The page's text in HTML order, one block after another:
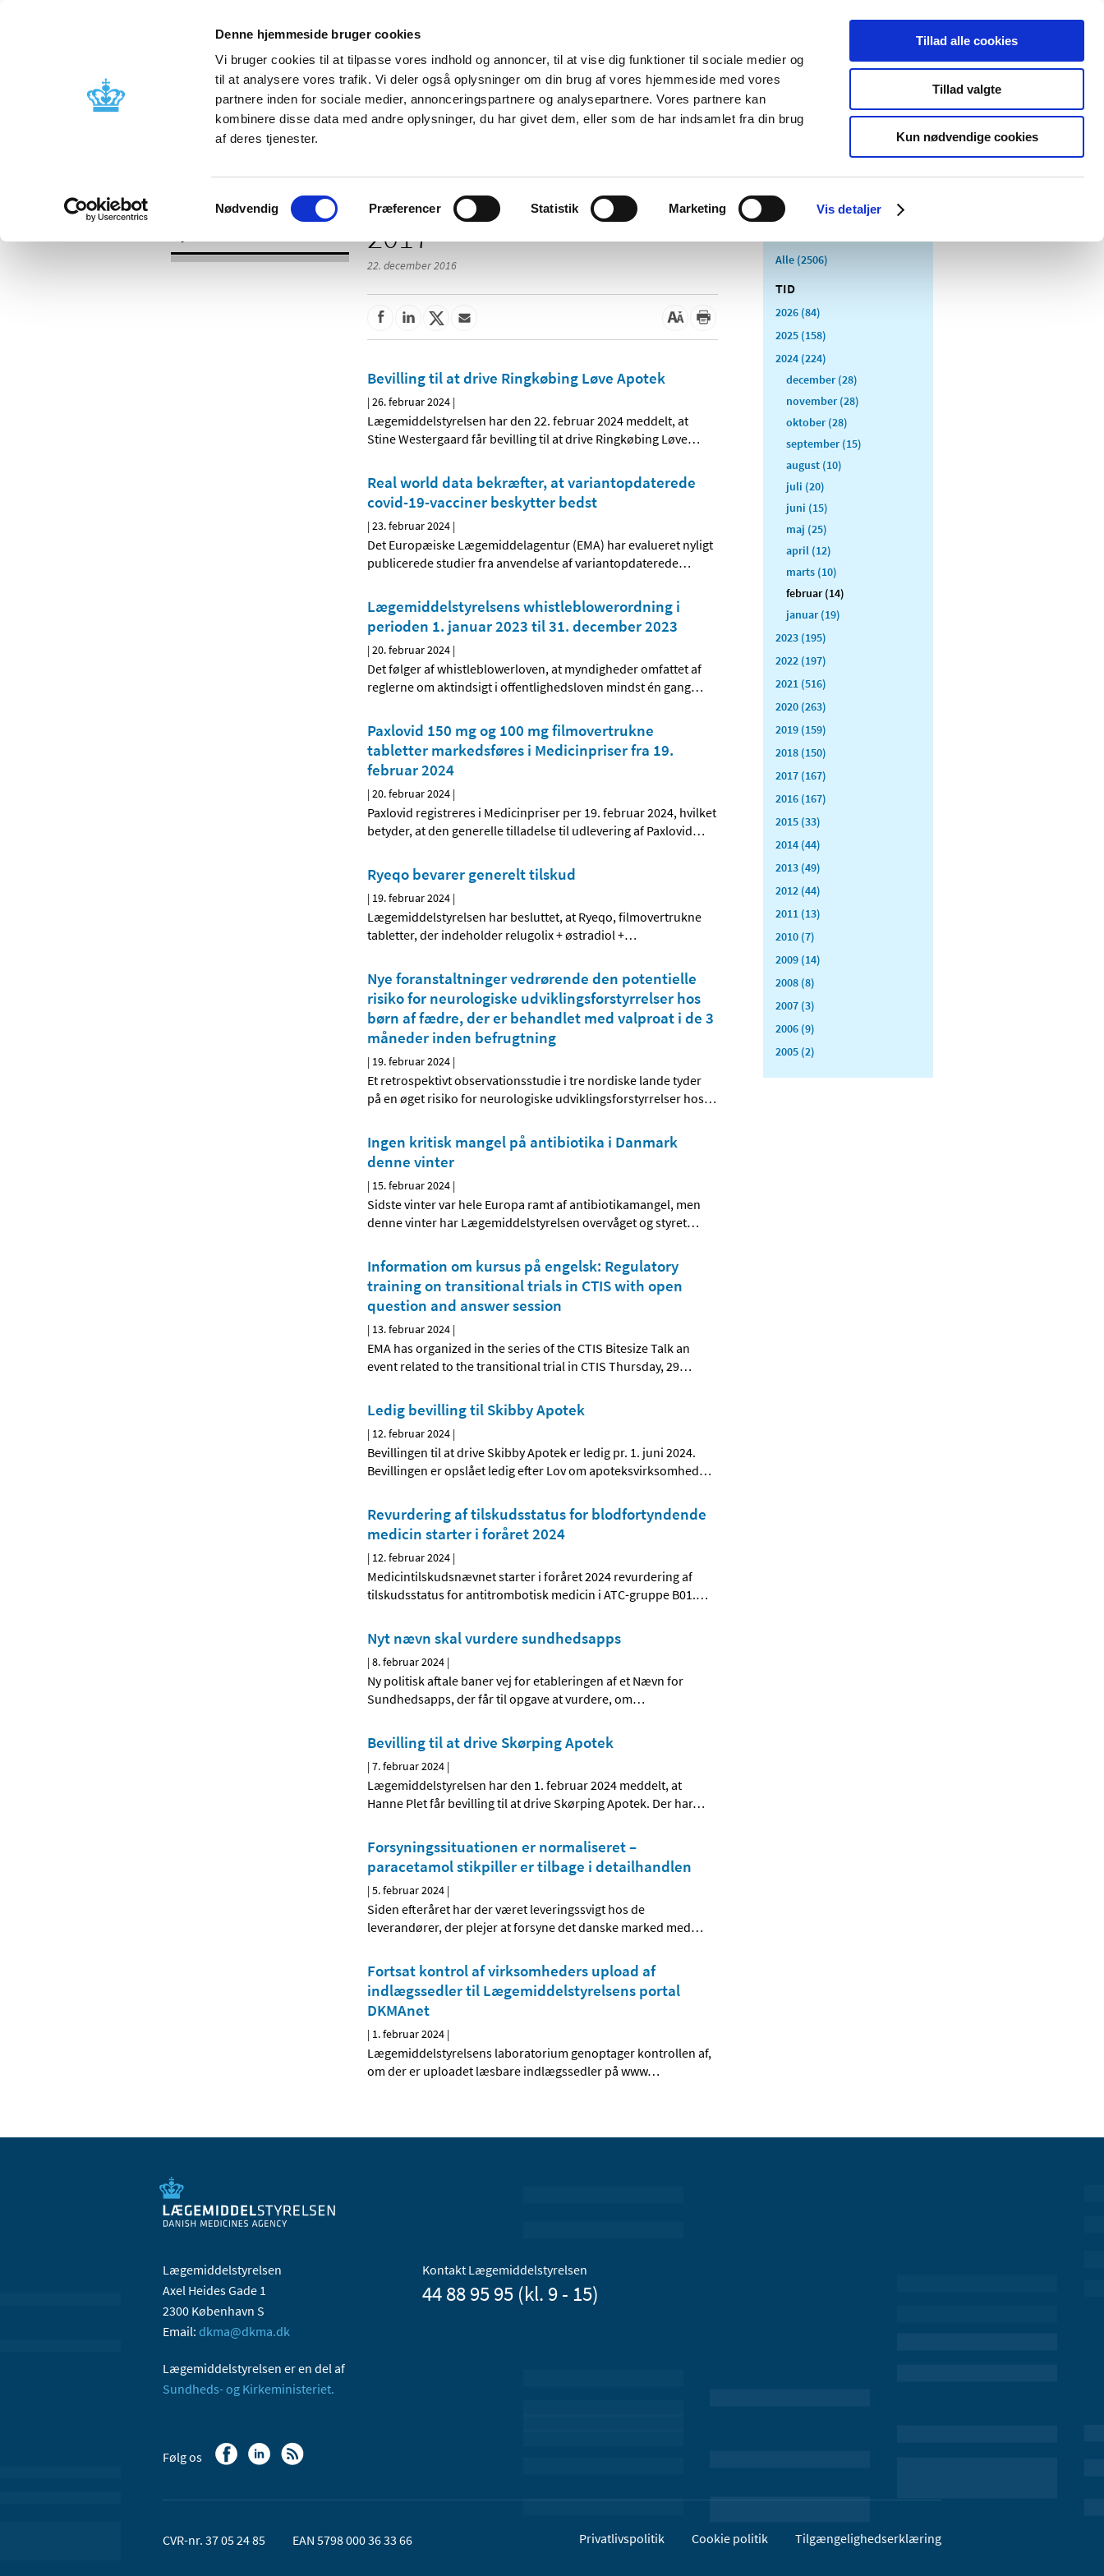
Denne hjemmeside bruger cookies
Vi bruger cookies til at tilpasse vores indhold og annoncer, til at vise dig funktioner til sociale medier og
til at analysere vores trafik. Vi deler også oplysninger om din brug af vores hjemmeside med vores
partnere inden for sociale medier, annonceringspartnere og analysepartnere. Vores partnere kan
kombinere disse data med andre oplysninger, du har givet dem, eller som de har indsamlet fra din brug
af deres tjenester.
Samtykkevalg
Nødvendig Præferencer Statistik Marketing Vis detaljer
Tillad alle cookies
Tillad valgte
Kun nødvendige cookies
Nyheder Om os Kontakt Udgivelser
Godkendelse og
Bivirkninger og
produktinformation
Tilskud og
Apoteker og salg af
Medicinsk
Særlige
produktområder
2017
22. december 2016
Bevilling til at drive Ringkøbing Løve Apotek
|26. februar 2024 |
Lægemiddelstyrelsen har den 22. februar 2024 meddelt, at
Stine Westergaard får bevilling til at drive Ringkøbing Løve…
Real world data bekræfter, at variantopdaterede
covid-19-vacciner beskytter bedst
|23. februar 2024 |
Det Europæiske Lægemiddelagentur (EMA) har evalueret nyligt
publicerede studier fra anvendelse af variantopdaterede…
Lægemiddelstyrelsens whistleblowerordning i
perioden 1. januar 2023 til 31. december 2023
|20. februar 2024 |
Det følger af whistleblowerloven, at myndigheder omfattet af
reglerne om aktindsigt i offentlighedsloven mindst én gang…
Paxlovid 150 mg og 100 mg filmovertrukne
tabletter markedsføres i Medicinpriser fra 19.
februar 2024
|20. februar 2024 |
Paxlovid registreres i Medicinpriser per 19. februar 2024, hvilket
betyder, at den generelle tilladelse til udlevering af Paxlovid…
Ryeqo bevarer generelt tilskud
| 19. februar 2024 |
Lægemiddelstyrelsen har besluttet, at Ryeqo, filmovertrukne
tabletter, der indeholder relugolix + østradiol +…
Nye foranstaltninger vedrørende den potentielle
risiko for neurologiske udviklingsforstyrrelser hos
børn af fædre, der er behandlet med valproat i de 3
måneder inden befrugtning
| 19. februar 2024 |
Et retrospektivt observationsstudie i tre nordiske lande tyder
på en øget risiko for neurologiske udviklingsforstyrrelser hos…
Ingen kritisk mangel på antibiotika i Danmark
denne vinter
| 15. februar 2024 |
Sidste vinter var hele Europa ramt af antibiotikamangel, men
denne vinter har Lægemiddelstyrelsen overvåget og styret…
Information om kursus på engelsk: Regulatory
training on transitional trials in CTIS with open
question and answer session
| 13. februar 2024 |
EMA has organized in the series of the CTIS Bitesize Talk an
event related to the transitional trial in CTIS Thursday, 29…
Ledig bevilling til Skibby Apotek
| 12. februar 2024 |
Bevillingen til at drive Skibby Apotek er ledig pr. 1. juni 2024.
Bevillingen er opslået ledig efter Lov om apoteksvirksomhed…
Revurdering af tilskudsstatus for blodfortyndende
medicin starter i foråret 2024
| 12. februar 2024 |
Medicintilskudsnævnet starter i foråret 2024 revurdering af
tilskudsstatus for antitrombotisk medicin i ATC-gruppe B01.…
Nyt nævn skal vurdere sundhedsapps
|8. februar 2024 |
Ny politisk aftale baner vej for etableringen af et Nævn for
Sundhedsapps, der får til opgave at vurdere, om…
Bevilling til at drive Skørping Apotek
|7. februar 2024 |
Lægemiddelstyrelsen har den 1. februar 2024 meddelt, at
Hanne Plet får bevilling til at drive Skørping Apotek. Der har…
Forsyningssituationen er normaliseret –
paracetamol stikpiller er tilbage i detailhandlen
|5. februar 2024 |
Siden efteråret har der været leveringssvigt hos de
leverandører, der plejer at forsyne det danske marked med…
Fortsat kontrol af virksomheders upload af
indlægssedler til Lægemiddelstyrelsens portal
DKMAnet
| 1. februar 2024 |
Lægemiddelstyrelsens laboratorium genoptager kontrollen af,
om der er uploadet læsbare indlægssedler på www…
Alle (2506)
TID
2026 (84)
2025 (158)
2024 (224)
december (28)
november (28)
oktober (28)
september (15)
august (10)
juli (20)
juni (15)
maj (25)
april (12)
marts (10)
februar (14)
januar (19)
2023 (195)
2022 (197)
2021 (516)
2020 (263)
2019 (159)
2018 (150)
2017 (167)
2016 (167)
2015 (33)
2014 (44)
2013 (49)
2012 (44)
2011 (13)
2010 (7)
2009 (14)
2008 (8)
2007 (3)
2006 (9)
2005 (2)
Lægemiddelstyrelsen
Axel Heides Gade 1
2300 København S
Email: dkma@dkma.dk
Lægemiddelstyrelsen er en del af
Sundheds- og Kirkeministeriet.
Kontakt Lægemiddelstyrelsen
44 88 95 95 (kl. 9 - 15)
Følg os
CVR-nr. 37 05 24 85 EAN 5798 000 36 33 66 Privatlivspolitik Cookie politik Tilgængelighedserklæring